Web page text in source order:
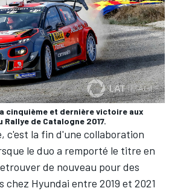
cinquième et dernière victoire aux
de Catalogne 2017.
c'est la fin d'une collaboration
le duo a remporté le titre en
de nouveau pour des
chez Hyundai entre 2019 et 2021